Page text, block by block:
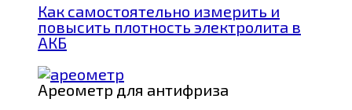
Как самостоятельно измерить и
повысить плотность электролита в
АКБ
Ареометр для антифриза